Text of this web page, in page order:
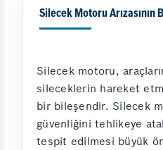
Silecek Motoru Arızasının
Silecek motoru,
sileceklerin hareket
bir bileşendir. Silecek
güvenliğini tehlikeye
tespit edilmesi büyük